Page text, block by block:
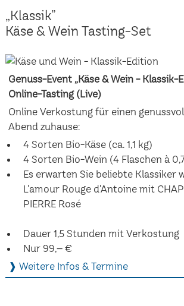
„Klassik”
Käse & Wein Tasting-Set
Genuss-Event „Käse & Wein -
Online-Tasting (Live)
Online Verkostung für einen
Abend zuhause:
4 Sorten Bio-Käse (ca. 1,1 kg)
4 Sorten Bio-Wein (4 Flaschen à
Es erwarten Sie beliebte Klassiker
L'amour Rouge d'Antoine mit
PIERRE Rosé
Dauer 1,5 Stunden mit Verkostung
Nur 99,– €
❱ Weitere Infos & Termine